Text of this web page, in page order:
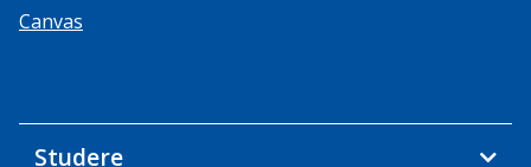
Canvas
Studere